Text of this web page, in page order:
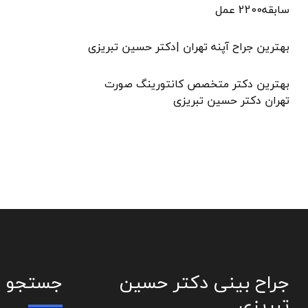
سابقه2200 عمل
بهترین جراح آپنه تهران |دکتر حسین تبریزی
بهترین دکتر متخصص کانتورینگ صورت
تهران دکتر حسین تبریزی
جراح بینی دکتر حسین جستجو